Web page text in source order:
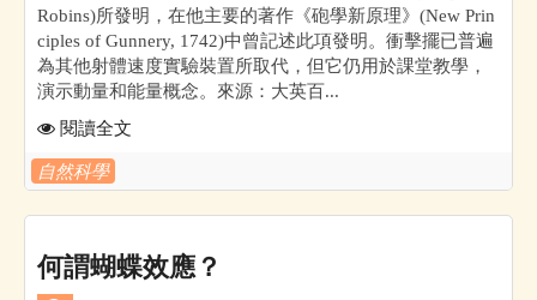
Robins)所發明，在他主要的著作《砲學新原理》(New Prin
ciples of Gunnery, 1742)中曾記述此項發明。衝擊擺已普遍
為其他射體速度實驗裝置所取代，但它仍用於課堂教學，
演示動量和能量概念。來源：大英百...
閱讀全文
自然科學
何謂蝴蝶效應？